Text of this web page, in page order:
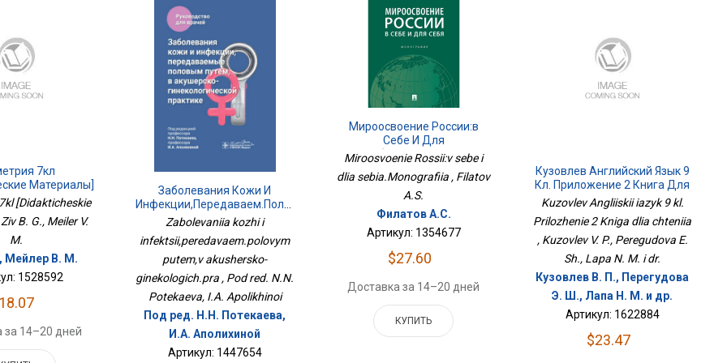
7кл
Материалы]
[Didakticheskie
B. G., Meiler V.
M.
Мейлер В. М.
1528592
за 14–20 дней
Заболевания Кожи И
Инфекции,передаваем.половым
Путем,в Акушерско-
Zabolevaniia kozhi i
infektsii,peredavaem.polovym
putem,v akushersko-
ginekologich.pra , Pod red. N.N.
Potekaeva, I.A. Apolikhinoi
Под ред. Н.Н. Потекаева,
И.А. Аполихиной
Артикул: 1447654
Мироосвоение России:в
Себе И Для
Себя.Монография
Miroosvoenie Rossii:v sebe i
dlia sebia.Monografiia , Filatov
A.S.
Филатов А.С.
Артикул: 1354677
$27.60
Доставка за 14–20 дней
КУПИТЬ
Кузовлев Английский Язык 9
Кл. Приложение 2 Книга Для
Чтения
Kuzovlev Angliiskii iazyk 9 kl.
Prilozhenie 2 Kniga dlia chteniia
, Kuzovlev V. P., Peregudova E.
Sh., Lapa N. M. i dr.
Кузовлев В. П., Перегудова
Э. Ш., Лапа Н. М. и др.
Артикул: 1622884
$23.47